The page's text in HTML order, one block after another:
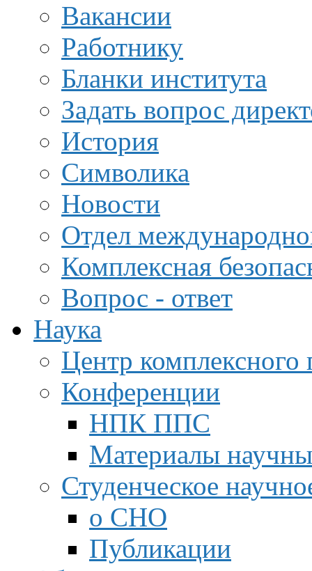
Вакансии
Работнику
Бланки института
Задать вопрос
История
Символика
Новости
Отдел
Комплексная
Вопрос - ответ
Наука
Центр
Конференции
НПК ППС
Материалы
Студенческое
о СНО
Публикации